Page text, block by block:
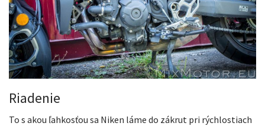
Riadenie
To s akou ľahkosťou sa Niken láme do zákrut pri rýchlostiach